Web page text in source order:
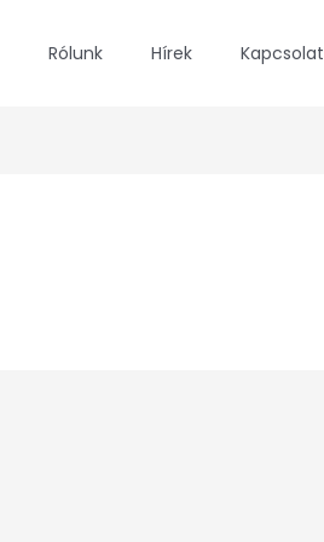
Rólunk Hírek Kapcsolat